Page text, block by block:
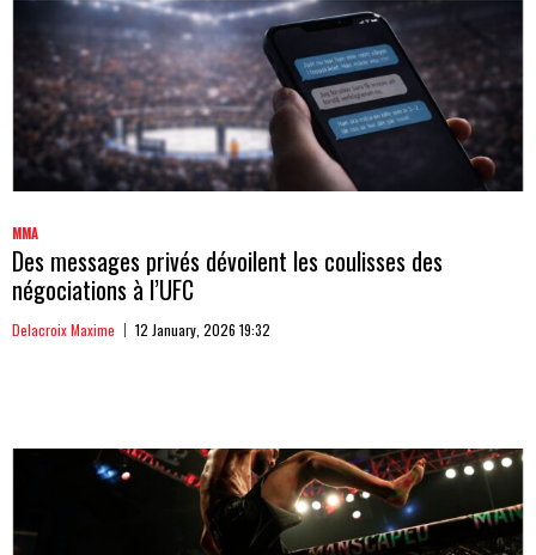
MMA
Des messages privés dévoilent les coulisses des
négociations à l’UFC
Delacroix Maxime 12 January, 2026 19:32